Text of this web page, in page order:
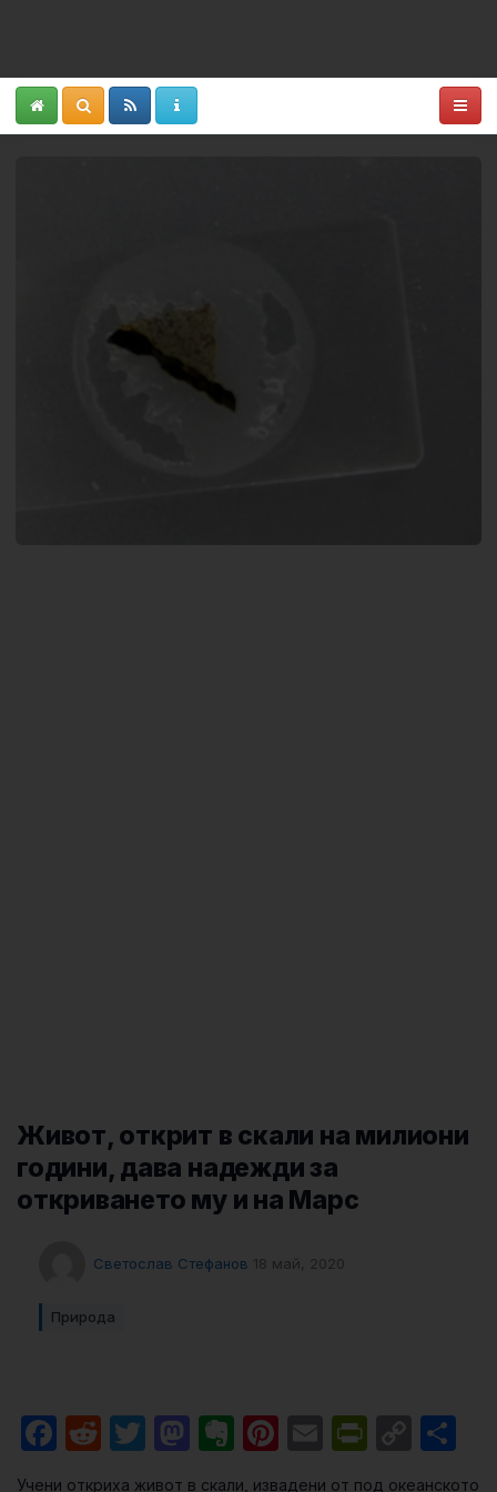
Живот, открит в скали на милиони
години, дава надежди за
откриването му и на Марс
Светослав Стефанов 18 май, 2020
Природа
Facebook
RedditTwitter
Mastodon
Evernote
Pinterest
Email
Учени откриха живот в скали, извадени от под океанското